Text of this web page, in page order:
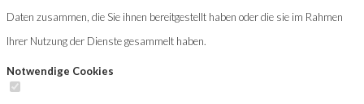
Daten zusammen, die Sie ihnen bereitgestellt haben oder die sie im Rahmen
Ihrer Nutzung der Dienste gesammelt haben.
Notwendige Cookies